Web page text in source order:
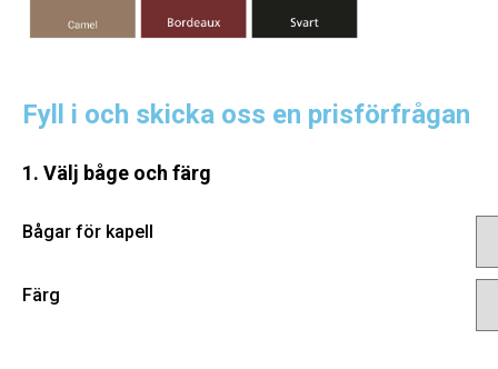
Fyll i och skicka oss en prisförfrågan
1. Välj båge och färg
Bågar för kapell
Färg